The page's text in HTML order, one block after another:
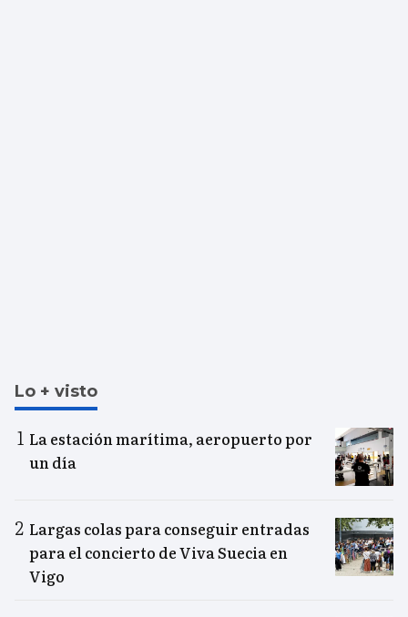
Lo + visto
La estación marítima, aeropuerto por
un día
Largas colas para conseguir entradas
para el concierto de Viva Suecia en
Vigo